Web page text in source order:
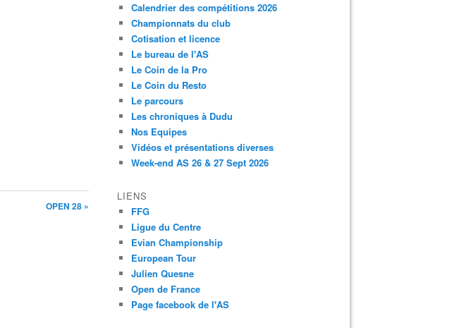
OPEN 28 »
Calendrier des compétitions 2026
Championnats du club
Cotisation et licence
Le bureau de l'AS
Le Coin de la Pro
Le Coin du Resto
Le parcours
Les chroniques à Dudu
Nos Equipes
Vidéos et présentations diverses
Week-end AS 26 & 27 Sept 2026
LIENS
FFG
Ligue du Centre
Evian Championship
European Tour
Julien Quesne
Open de France
Page facebook de l'AS